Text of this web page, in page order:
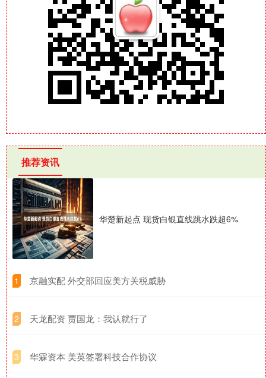
推荐资讯
华楚新起点 现货白银直线跳水跌超6%
1 ​京融实配 外交部回应美方关税威胁
2 ​天龙配资 贾国龙：我认就行了
3 ​华霖资本 美英签署科技合作协议